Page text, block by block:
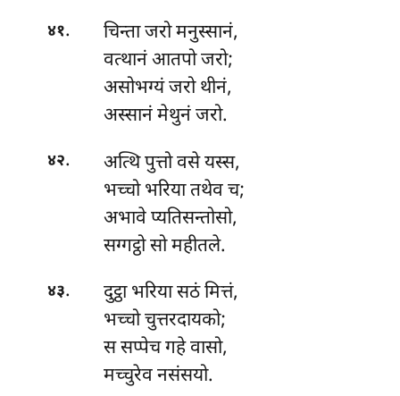
४१. चिन्ताजरो मनुस्सानं,
वत्थानं आतपो जरो;
असोभग्यं जरो थीनं,
अस्सानं मेथुनं जरो.
४२. अत्थिपुत्तो वसे यस्स,
भच्चो भरिया तथेव च;
अभावे प्यतिसन्तोसो,
सग्गट्ठो सो महीतले.
४३.
दुट्ठा भरिया सठं मित्तं,
भच्चो चुत्तरदायको;
स सप्पेच गहे वासो,
मच्चुरेव नसंसयो.